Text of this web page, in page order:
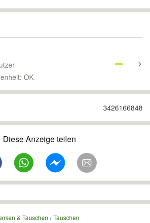
OK
3426166848
Diese Anzeige teilen
& Tauschen Tauschen